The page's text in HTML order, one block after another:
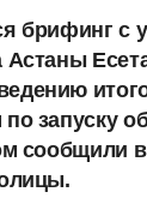
брифинг с
Астаны
запуску
сообщили